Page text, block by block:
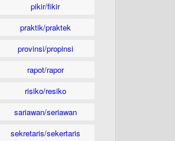
pikir/fikir
praktik/praktek
provinsi/propinsi
rapot/rapor
risiko/resiko
sariawan/seriawan
sekretaris/sekertaris